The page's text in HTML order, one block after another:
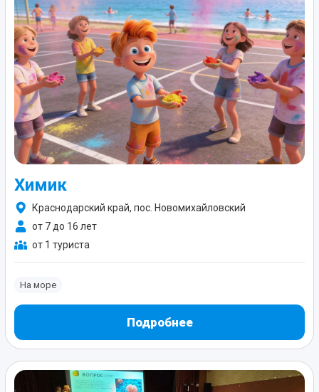
Химик
Краснодарский край, пос. Новомихайловский
от 7 до 16 лет
от 1 туриста
На море
Подробнее